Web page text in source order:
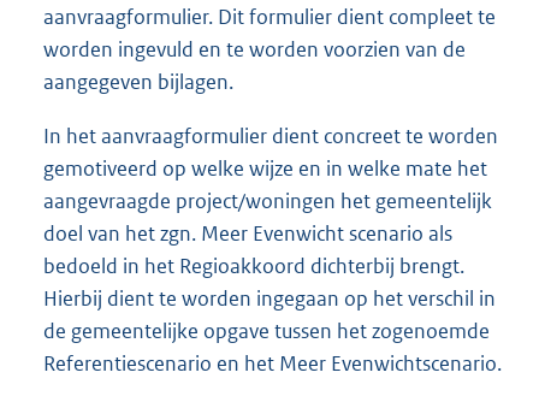
aanvraagformulier. Dit formulier dient compleet te
worden ingevuld en te worden voorzien van de
aangegeven bijlagen.
In het aanvraagformulier dient concreet te worden
gemotiveerd op welke wijze en in welke mate het
aangevraagde project/woningen het gemeentelijk
doel van het zgn. Meer Evenwicht scenario als
bedoeld in het Regioakkoord dichterbij brengt.
Hierbij dient te worden ingegaan op het verschil in
de gemeentelijke opgave tussen het zogenoemde
Referentiescenario en het Meer Evenwichtscenario.